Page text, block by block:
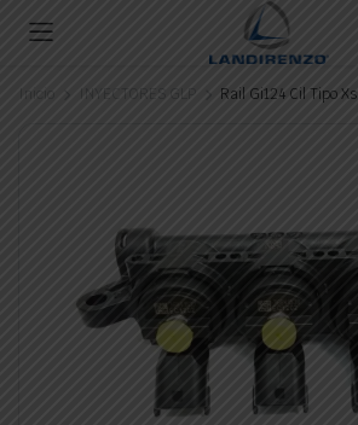
Inicio INYECTORES GLP Rail Gi124 Cil Tipo Xs